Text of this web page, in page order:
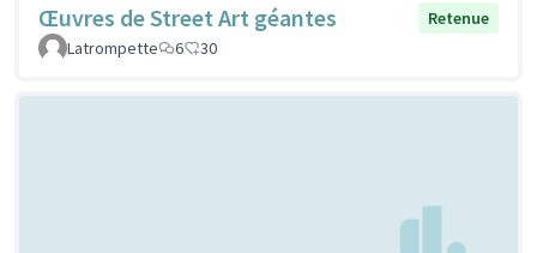
Œuvres de Street Art géantes
Retenue
Latrompette
6 30